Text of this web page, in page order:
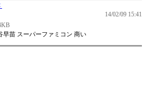
14/02/09 15:41
早苗 スーパーファミコン 商い